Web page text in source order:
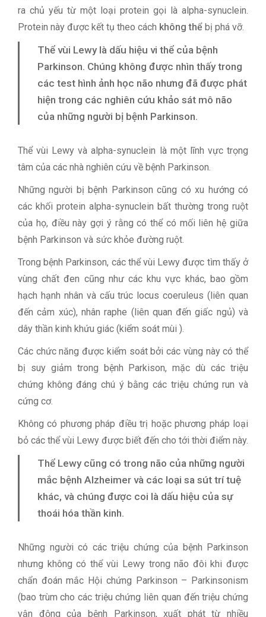
ra chủ yếu từ một loại protein gọi là alpha-synuclein.
Protein này được kết tụ theo cách không thể bị phá vỡ.
Thể vùi Lewy là dấu hiệu vi thể của bệnh
Parkinson. Chúng không được nhìn thấy trong
các test hình ảnh học não nhưng đã được phát
hiện trong các nghiên cứu khảo sát mô não
của những người bị bệnh Parkinson.
Thể vùi Lewy và alpha-synuclein là một lĩnh vực trọng
tâm của các nhà nghiên cứu về bệnh Parkinson.
Những người bị bệnh Parkinson cũng có xu hướng có
các khối protein alpha-synuclein bất thường trong ruột
của họ, điều này gợi ý rằng có thể có mối liên hệ giữa
bệnh Parkinson và sức khỏe đường ruột.
Trong bệnh Parkinson, các thể vùi Lewy được tìm thấy ở
vùng chất đen cũng như các khu vực khác, bao gồm
hạch hạnh nhân và cấu trúc locus coeruleus (liên quan
đến cảm xúc), nhân raphe (liên quan đến giấc ngủ) và
dây thần kinh khứu giác (kiểm soát mùi ).
Các chức năng được kiểm soát bởi các vùng này có thể
bị suy giảm trong bệnh Parkison, mặc dù các triệu
chứng không đáng chú ý bằng các triệu chứng run và
cứng cơ.
Không có phương pháp điều trị hoặc phương pháp loại
bỏ các thể vùi Lewy được biết đến cho tới thời điểm này.
Thể Lewy cũng có trong não của những người
mắc bệnh Alzheimer và các loại sa sút trí tuệ
khác, và chúng được coi là dấu hiệu của sự
thoái hóa thần kinh.
Những người có các triệu chứng của bệnh Parkinson
nhưng không có thể vùi Lewy trong não đôi khi được
chẩn đoán mắc Hội chứng Parkinson – Parkinsonism
(bao trùm cho các triệu chứng liên quan đến triệu chứng
vận động của bệnh Parkinson, xuất phát từ nhiều